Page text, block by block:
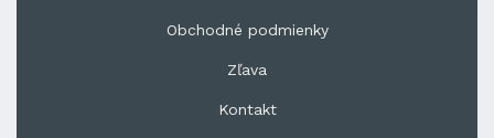
Obchodné podmienky
Zľava
Kontakt